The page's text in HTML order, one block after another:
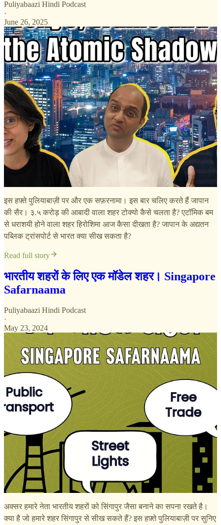
Puliyabaazi Hindi Podcast
·
June 26, 2025
इस हफ़्ते पुलियाबाज़ी पर और एक सफ़रनामा। इस बार चलिए करते हैं जापान
की सैर। ३.५ करोड़ की आबादी वाला शहर टोक्यो कैसे चलता है? एटॉमिक बम
से धराशयी होने वाला शहर हिरोशिमा आज कैसा दीखता है? जापान के अद्यतन
पब्लिक ट्रांसपोर्ट से भारत क्या सीख सकता है?
Read full story
भारतीय शहरों के लिए एक मॉडेल शहर। Singapore
Safarnaama
Puliyabaazi Hindi Podcast
·
May 23, 2024
अक्सर हमारे नेता भारतीय शहरों को सिंगापुर जैसा बनाने का सपना रखते है।
क्या है जो हमारे शहर सिंगापुर से सीख सकते हैं? इस हफ़्ते पुलियाबाज़ी पर सुनिए